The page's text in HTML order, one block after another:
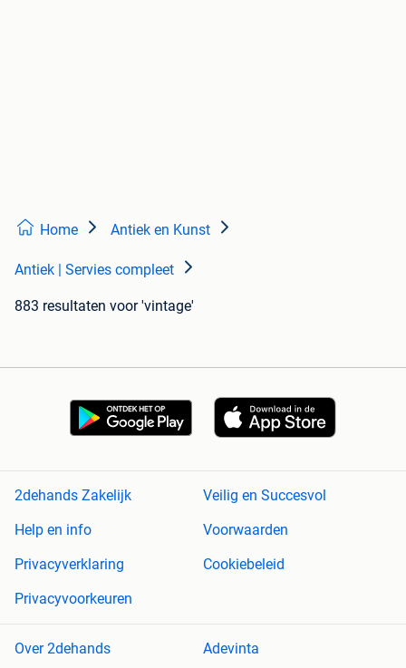
Home Antiek en Kunst
Antiek | Servies compleet
883 resultaten voor 'vintage'
2dehands Zakelijk
Veilig en Succesvol
Help en info
Voorwaarden
Privacyverklaring
Cookiebeleid
Privacyvoorkeuren
Over 2dehands Adevinta